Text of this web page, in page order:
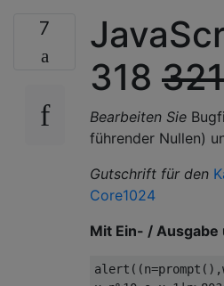
7
318 321
Bearbeiten Sie
führender Nullen)
Gutschrift für den
Core1024
Mit Ein- / Ausgabe